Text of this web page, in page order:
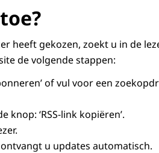
heeft gekozen, zoekt u in de
de volgende stappen:
of vul voor een
‘RSS-link kopiëren’.
u updates automatisch.